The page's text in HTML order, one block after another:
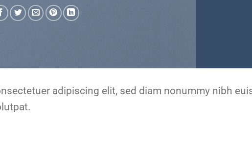
adipiscing elit, sed diam nonummy nibh